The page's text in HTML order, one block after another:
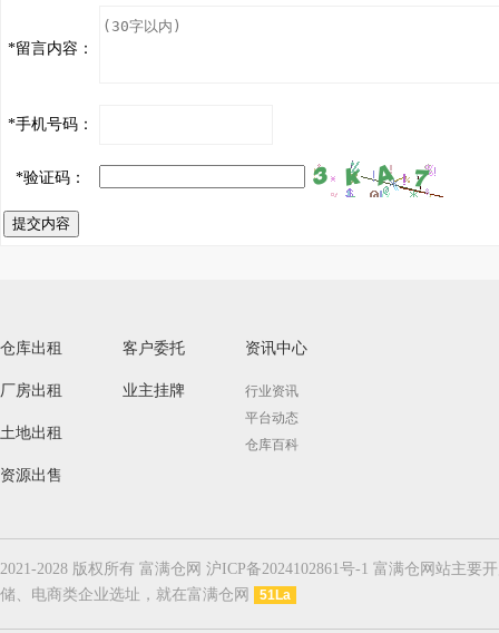
*留言内容：
*手机号码：
*验证码：
提交内容
仓库出租
厂房出租
土地出租
资源出售
客户委托
业主挂牌
资讯中心
行业资讯
平台动态
仓库百科
2021-2028 版权所有 富满仓网 沪ICP备2024102861号-1 富满仓网站主
储、电商类企业选址，就在富满仓网
51La